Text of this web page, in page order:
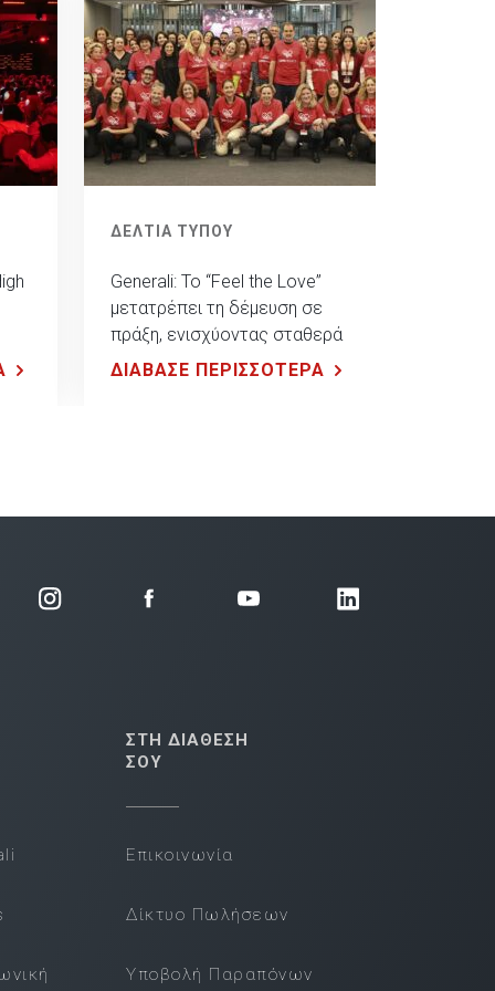
ΔΕΛΤΙΑ ΤΥΠΟΥ
Generali: To “Feel the Love”
μετατρέπει τη δέμευση σε
πράξη, ενισχύοντας σταθερά
την κοινωνία
ΔΙΑΒΑΣΕ ΠΕΡΙΣΣΟΤΕΡΑ
ΣΤΗ ΔΙΑΘΕΣΗ
ΣΟΥ
Επικοινωνία
Δίκτυο Πωλήσεων
Υποβολή Παραπόνων